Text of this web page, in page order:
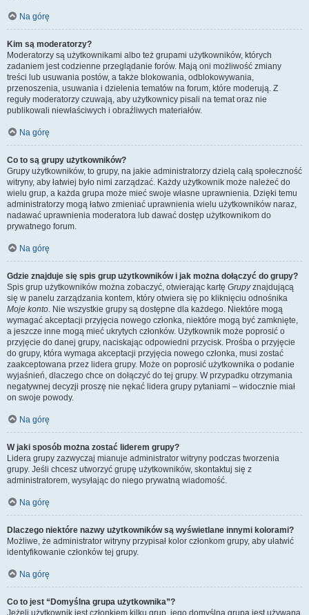
Na górę
Kim są moderatorzy?
Moderatorzy są użytkownikami albo też grupami użytkowników, których
zadaniem jest codzienne przeglądanie forów. Mają oni możliwość zmiany
treści lub usuwania postów, a także blokowania, odblokowywania,
przenoszenia, usuwania i dzielenia tematów na forum, które moderują. Z
reguły moderatorzy czuwają, aby użytkownicy pisali na temat oraz nie
publikowali niewłaściwych i obraźliwych materiałów.
Na górę
Co to są grupy użytkowników?
Grupy użytkowników, to grupy, na jakie administratorzy dzielą całą społeczność
witryny, aby łatwiej było nimi zarządzać. Każdy użytkownik może należeć do
wielu grup, a każda grupa może mieć swoje własne uprawnienia. Dzięki temu
administratorzy mogą łatwo zmieniać uprawnienia wielu użytkowników naraz,
nadawać uprawnienia moderatora lub dawać dostęp użytkownikom do
prywatnego forum.
Na górę
Gdzie znajduje się spis grup użytkowników i jak można dołączyć do grupy?
Spis grup użytkowników można zobaczyć, otwierając kartę Grupyznajdującą
się w panelu zarządzania kontem, który otwiera się po kliknięciu odnośnika
Moje konto. Nie wszystkie grupy są dostępne dla każdego. Niektóre mogą
wymagać akceptacji przyjęcia nowego członka, niektóre mogą być zamknięte,
a jeszcze inne mogą mieć ukrytych członków. Użytkownik może poprosić o
przyjęcie do danej grupy, naciskając odpowiedni przycisk. Prośba o przyjęcie
do grupy, która wymaga akceptacji przyjęcia nowego członka, musi zostać
zaakceptowana przez lidera grupy. Może on poprosić użytkownika o podanie
wyjaśnień, dlaczego chce on dołączyć do tej grupy. W przypadku otrzymania
negatywnej decyzji proszę nie nękać lidera grupy pytaniami – widocznie miał
on swoje powody.
Na górę
W jaki sposób można zostać liderem grupy?
Lidera grupy zazwyczaj mianuje administrator witryny podczas tworzenia
grupy. Jeśli chcesz utworzyć grupę użytkowników, skontaktuj się z
administratorem, wysyłając do niego prywatną wiadomość.
Na górę
Dlaczego niektóre nazwy użytkowników są wyświetlane innymi kolorami?
Możliwe, że administrator witryny przypisał kolor członkom grupy, aby ułatwić
identyfikowanie członków tej grupy.
Na górę
Co to jest “Domyślna grupa użytkownika”?
Jeżeli użytkownik jest członkiem kilku grup, jego domyślna grupa jest używana